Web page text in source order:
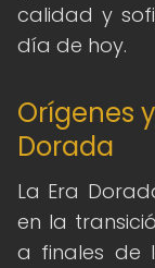
calidad y
día de hoy.
Orígenes
Dorada
La Era
en la
a finales de